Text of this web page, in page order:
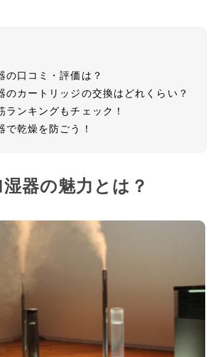
の口コミ・評価は？
のカートリッジの交換はどれくらい？
ランキングもチェック！
で乾燥を防ごう！
器の魅力とは？